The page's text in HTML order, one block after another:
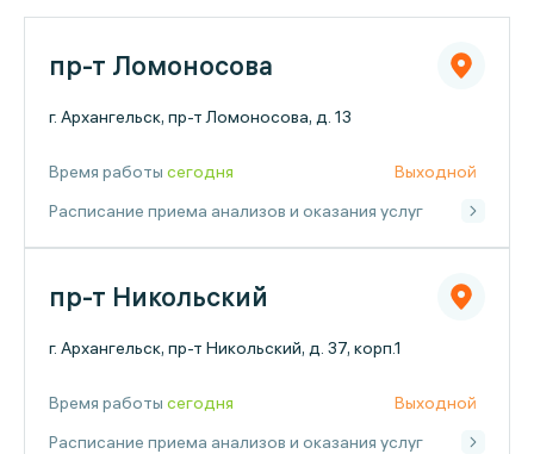
пр-т Ломоносова
г. Архангельск, пр-т Ломоносова, д. 13
Время работы сегодня
Выходной
Расписание приема анализов и оказания услуг
пр-т Никольский
г. Архангельск, пр-т Никольский, д. 37, корп.1
Время работы сегодня
Выходной
Расписание приема анализов и оказания услуг